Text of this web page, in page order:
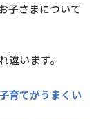
子さまについて
います。
育てがうまくい